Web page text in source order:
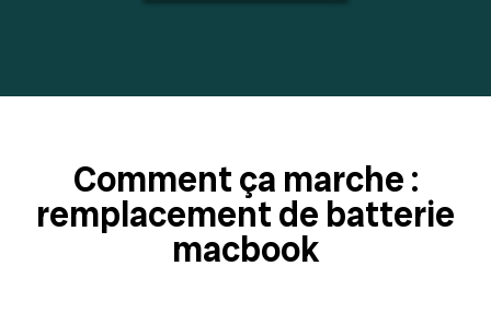
Comment ça marche :
remplacement de batterie
macbook